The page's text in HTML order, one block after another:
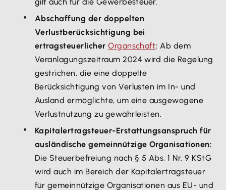
Abschaffung der doppelten
Verlustberücksichtigung bei
ertragsteuerlicherOrganschaft: Ab dem
Veranlagungszeitraum 2024 wird die Regelung
gestrichen, die eine doppelte
Berücksichtigung von Verlusten im In- und
Ausland ermöglichte, um eine ausgewogene
Verlustnutzung zu gewährleisten.
Kapitalertragsteuer-Erstattungsanspruch für
ausländische gemeinnützige Organisationen:
Die Steuerbefreiung nach § 5 Abs. 1 Nr. 9 KStG
wird auch im Bereich der Kapitalertragsteuer
für gemeinnützige Organisationen aus EU- und